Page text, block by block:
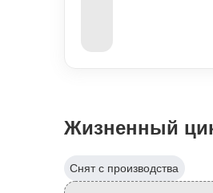
Жизненный
Снят с производства